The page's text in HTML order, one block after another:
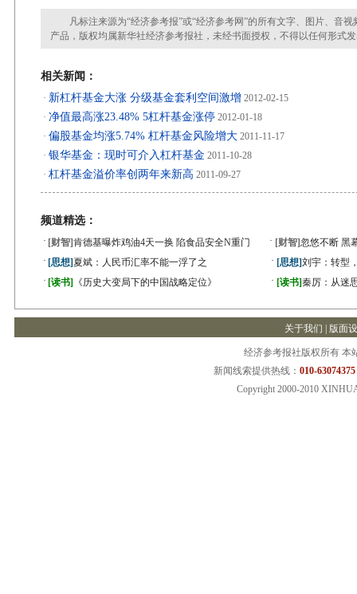
凡标注来源为“经济参考报”或“经济参考网”的所有文字、图片、音视
产品，版权均属新华社经济参考报社，未经书面授权，不得以任何形式
相关新闻：
· 新杠杆基金大涨 分级基金套利空间激增 2012-02-15
· 净值最高涨23.48% 5杠杆基金涨停 2012-01-18
· 偏股基金均涨5.74% 杠杆基金风险增大 2011-11-17
· 银华基金：现时可介入杠杆基金 2011-10-28
· 杠杆基金溢价率创两年来新高 2011-09-27
频道精选：
· [财智]肯德基曝炸鸡油4天一换 陷食品安全N重门 · [财智]忽悠不断 黑
· [思想]夏斌：人民币汇率不能一浮了之 · [思想]刘宇：转型
· [读书] 《历史大变局下的中国战略定位》 · [读书]秦厉：从迷
关于我们 版面
经济参考报社版权所有 本
新闻线索提供热线： 010-
Copyright 2000-2010